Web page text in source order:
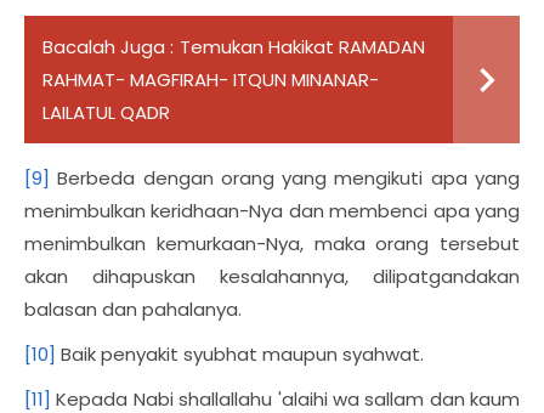
Bacalah Juga : Temukan Hakikat RAMADAN
RAHMAT- MAGFIRAH- ITQUN MINANAR-
LAILATUL QADR
[9] Berbeda dengan orang yang mengikuti apa yang
menimbulkan keridhaan-Nya dan membenci apa yang
menimbulkan kemurkaan-Nya, maka orang tersebut
akan dihapuskan kesalahannya, dilipatgandakan
balasan dan pahalanya.
[10] Baik penyakit syubhat maupun syahwat.
[11] Kepada Nabi shallallahu 'alaihi wa sallam dan kaum